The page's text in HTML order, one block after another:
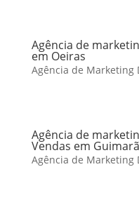
Agência de
em Oeiras
Agência de Marketing
Agência de
Vendas em
Agência de Marketing